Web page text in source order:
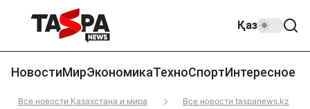
Қаз
НовостиМирЭкономикаТехноСпортИнтересное
Все новости Казахстана и мира
Все новости taspanews.kz